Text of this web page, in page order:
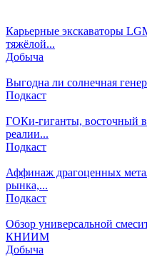
Карьерные экскаваторы
тяжёлой...
Добыча
Выгодна ли солнечная
Подкаст
ГОКи-гиганты, восточный
реалии...
Подкаст
Аффинаж драгоценных
рынка,...
Подкаст
Обзор универсальной
КНИИМ
Добыча